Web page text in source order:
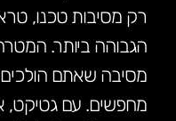
רק מסיבות טכנו,
הגבוהה ביותר.
מסיבה שאתם
מחפשים. עם גטיקט,